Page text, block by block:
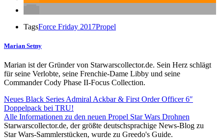
TagsForce Friday 2017Propel
Marian Setny
Marian ist der Gründer von Starwarscollector.de. Sein Herz schlägt
für seine Verlobte, seine Frenchie-Dame Libby und seine
Commander Cody Phase II-Focus Collection.
Neues Black Series Admiral Ackbar & First Order Officer 6″
Doppelpack bei TRU!
Alle Informationen zu den neuen Propel Star Wars Drohnen
Starwarscollector.de, der größte deutschsprachige News-Blog zu
Star Wars-Sammlerstücken, wurde zu Greedo's Guide.